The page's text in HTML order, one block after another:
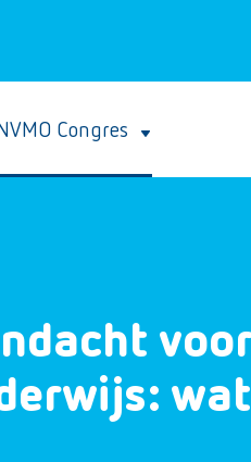
Congres